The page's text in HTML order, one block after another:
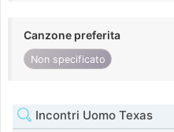
Canzone preferita
Non specificato
Incontri Uomo Texas